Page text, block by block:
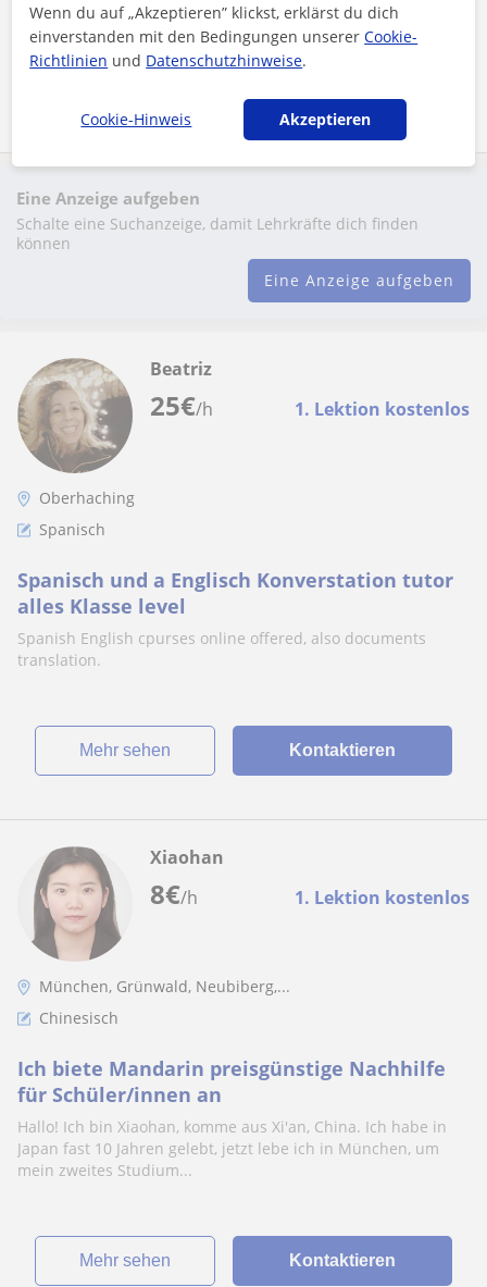
Eine Anzeige aufgeben
Schalte eine Suchanzeige, damit Lehrkräfte dich finden
können
Eine Anzeige aufgeben
25€/h 1. Lektion kostenlos
Beatriz
Oberhaching
Spanisch
Spanisch und a Englisch Konverstation tutor
alles Klasse level
Spanish English cpurses online offered, also documents
translation.
Mehr sehen Kontaktieren
8€/h 1. Lektion kostenlos
Xiaohan
München, Grünwald, Neubiberg,...
Chinesisch
Ich biete Mandarin preisgünstige Nachhilfe
für Schüler/innen an
Hallo! Ich bin Xiaohan, komme aus Xi'an, China. Ich habe in
Japan fast 10 Jahren gelebt, jetzt lebe ich in München, um
mein zweites Studium...
Mehr sehen Kontaktieren
Wenn du auf „Akzeptieren” klickst, erklärst du dich
einverstanden mit den Bedingungen unsererCookie-
Richtlinien und Datenschutzhinweise.
Cookie-Hinweis Akzeptieren